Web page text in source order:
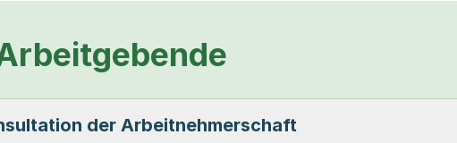
der Arbeitnehmerschaft